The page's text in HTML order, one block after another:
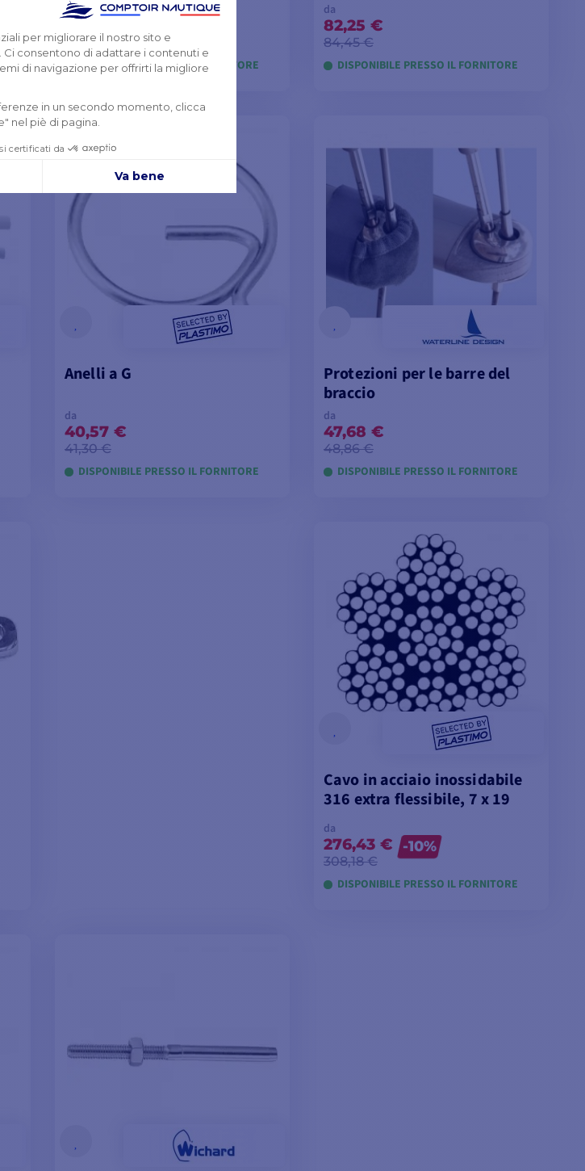
da
13,12 €
13,49 €
DISPONIBILE PRESSO IL FORNITORE
VISUALIZZA I MODELLI
da
82,25 €
84,45 €
DISPONIBILE PRESSO IL FORNITORE
Anelli a G
da
40,57 €
41,30 €
DISPONIBILE PRESSO IL FORNITORE
Protezioni per le barre del
braccio
da
47,68 €
48,86 €
DISPONIBILE PRESSO IL FORNITORE
Cavo in acciaio inossidabile
316 extra flessibile, 7 x 19
da
276,43 €
308,18 €
-10%
DISPONIBILE PRESSO IL FORNITORE